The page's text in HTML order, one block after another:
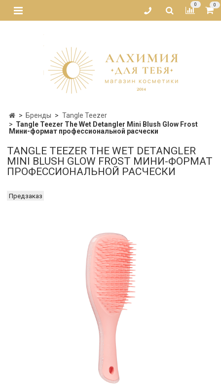
0 0
Бренды
Tangle Teezer
Tangle Teezer The Wet Detangler Mini Blush Glow Frost
Мини-формат профессиональной расчески
TANGLE TEEZER THE WET DETANGLER
MINI BLUSH GLOW FROST МИНИ-ФОРМАТ
ПРОФЕССИОНАЛЬНОЙ РАСЧЕСКИ
Предзаказ